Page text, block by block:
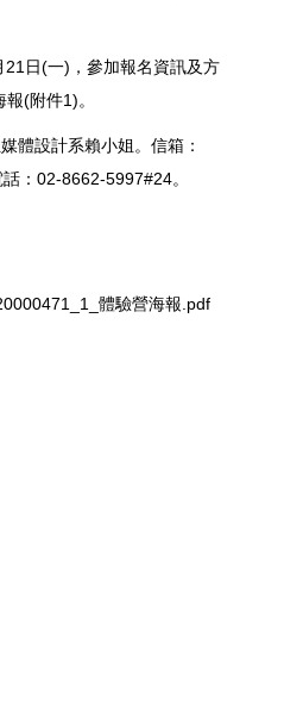
日(一)，參加報名資訊及方
(附件1)。
體設計系賴小姐。信箱：
：02-8662-5997#24。
體驗營海報.pdf